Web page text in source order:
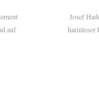
auf
Josef
harmloser